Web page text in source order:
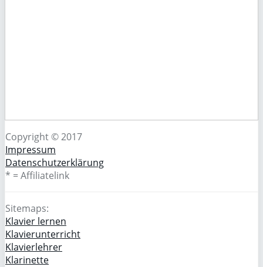
Copyright © 2017
Impressum
Datenschutzerklärung
* = Affiliatelink
Sitemaps:
Klavier lernen
Klavierunterricht
Klavierlehrer
Klarinette